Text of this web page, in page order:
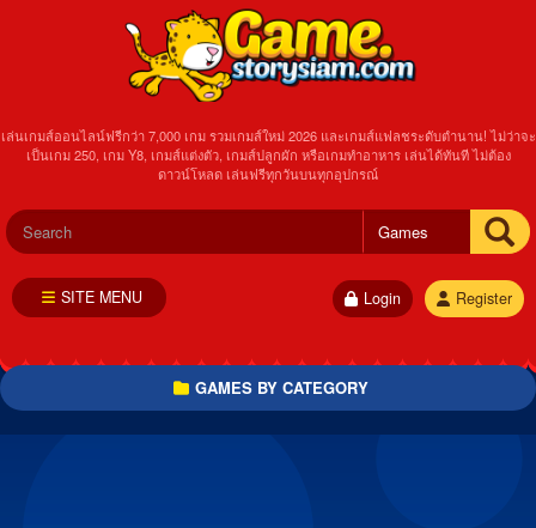
เล่นเกมส์ออนไลน์ฟรีกว่า 7,000 เกม รวมเกมส์ใหม่ 2026 และเกมส์แฟลชระดับตำนาน! ไม่ว่าจะ
เป็นเกม 250, เกม Y8, เกมส์แต่งตัว, เกมส์ปลูกผัก หรือเกมทำอาหาร เล่นได้ทันที ไม่ต้อง
ดาวน์โหลด เล่นฟรีทุกวันบนทุกอุปกรณ์
Register
Login
SITE MENU
GAMES BY CATEGORY